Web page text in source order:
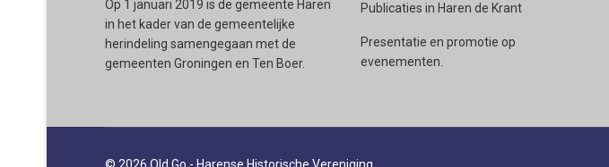
Op 1 januari 2019 is de gemeente Haren
in het kader van de gemeentelijke
herindeling samengegaan met de
gemeenten Groningen en Ten Boer.
Publicaties in Haren de Krant
Presentatie en promotie op
evenementen.